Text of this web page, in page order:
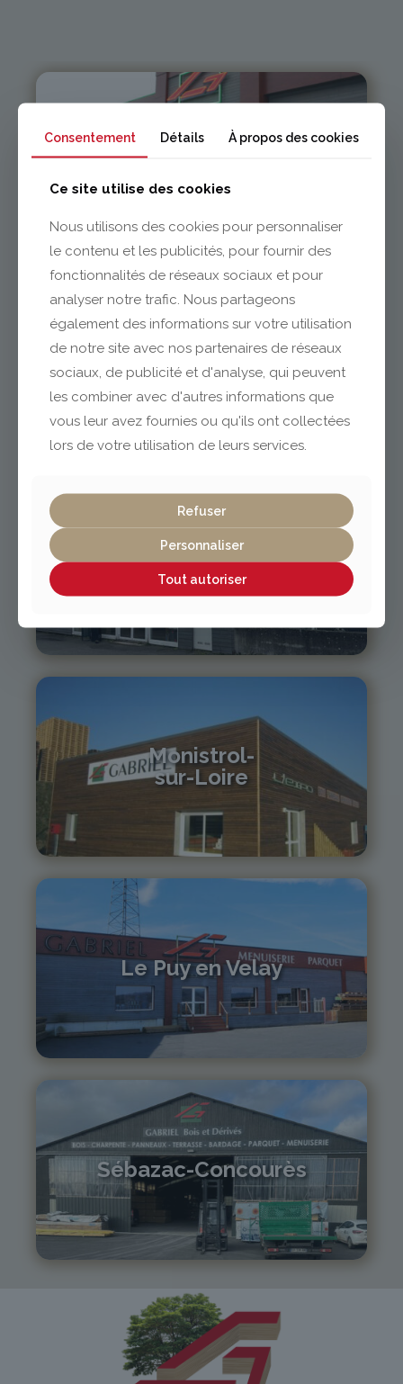
04 73 55 06 09
contact@gabriel-sa.fr
Clermont-Ferrand
04 73 42 18 38
Vichy / Cusset
cusset@gabriel-sa.fr
Monistrol-
sur-Loire
monistrol@gabriel-sa.fr
Le Puy en Velay
04 71 01 13 30
lepuy@gabriel-sa.fr
Sébazac-Concourès
05 81 55 83 89
monistrol@gabriel-sa.fr
Consentement Détails À propos des cookies
Ce site utilise des cookies
Nous utilisons des cookies pour personnaliser
le contenu et les publicités, pour fournir des
fonctionnalités de réseaux sociaux et pour
analyser notre trafic. Nous partageons
également des informations sur votre utilisation
de notre site avec nos partenaires de réseaux
sociaux, de publicité et d'analyse, qui peuvent
les combiner avec d'autres informations que
vous leur avez fournies ou qu'ils ont collectées
lors de votre utilisation de leurs services.
Refuser
Personnaliser
Tout autoriser